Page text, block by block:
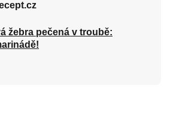
žebra pečená v troubě: